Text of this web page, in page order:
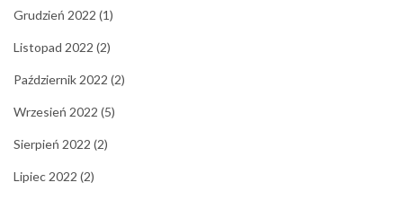
Grudzień 2022 (1)
Listopad 2022 (2)
Październik 2022 (2)
Wrzesień 2022 (5)
Sierpień 2022 (2)
Lipiec 2022 (2)